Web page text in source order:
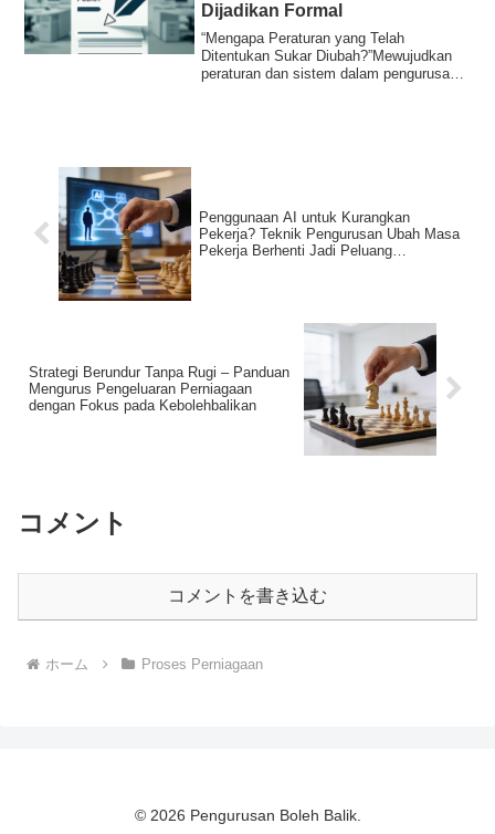
Dijadikan Formal
“Mengapa Peraturan yang Telah
Ditentukan Sukar Diubah?”Mewujudkan
peraturan dan sistem dalam pengurusan
Penggunaan AI untuk Kurangkan
Pekerja? Teknik Pengurusan Ubah Masa
Pekerja Berhenti Jadi Peluang
Strategi Berundur Tanpa Rugi – Panduan
Mengurus Pengeluaran Perniagaan
dengan Fokus pada Kebolehbalikan
コメント
コメントを書き込む
ホーム Proses Perniagaan
© 2026 Pengurusan Boleh Balik.